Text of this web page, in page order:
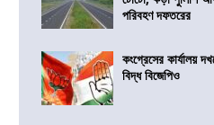
পরিবহণ দফতরের
কংগ্রেসের কার্যালয়
বিদ্ধ বিজেপিও